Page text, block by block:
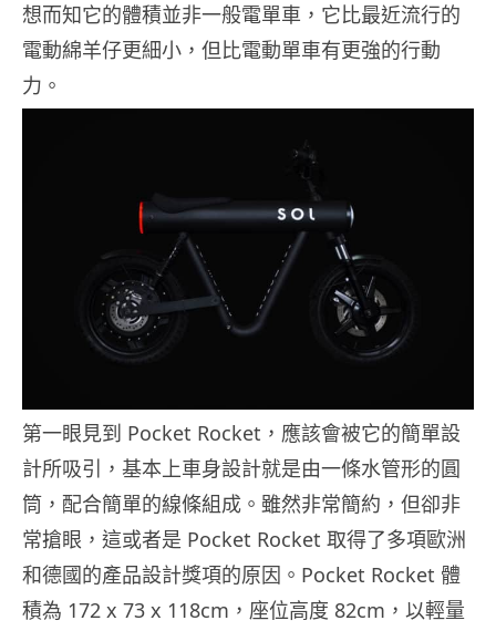
想而知它的體積並非一般電單車，它比最近流行的
電動綿羊仔更細小，但比電動單車有更強的行動
力。
第一眼見到 Pocket Rocket，應該會被它的簡單設
計所吸引，基本上車身設計就是由一條水管形的圓
筒，配合簡單的線條組成。雖然非常簡約，但卻非
常搶眼，這或者是 Pocket Rocket 取得了多項歐洲
和德國的產品設計獎項的原因。Pocket Rocket 體
積為 172 x 73 x 118cm，座位高度 82cm，以輕量